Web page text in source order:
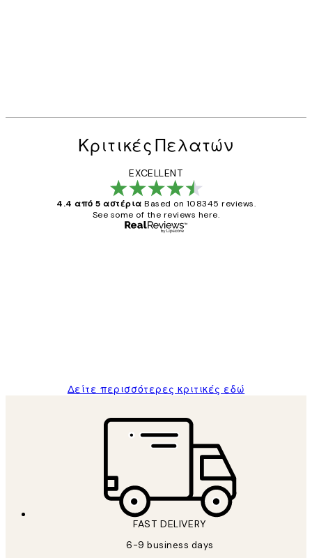
Κριτικές Πελατών
EXCELLENT
4.4 από 5 αστέρια Based on 108345 reviews.
See some of the reviews here.
Δείτε περισσότερες κριτικές εδώ
FAST DELIVERY
6-9 business days